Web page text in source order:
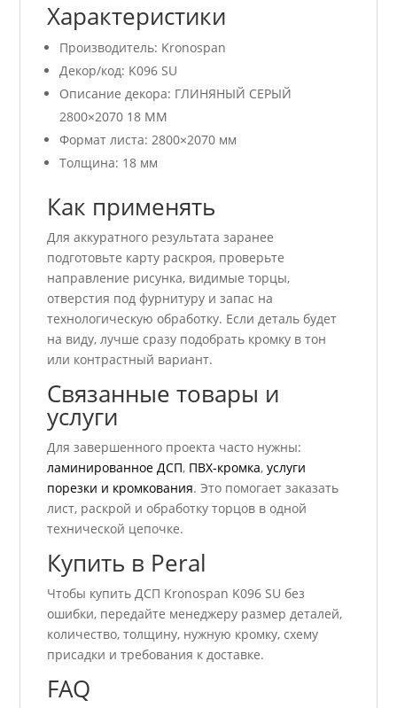
Характеристики
Производитель: Kronospan
Декор/код: K096 SU
Описание декора: ГЛИНЯНЫЙ СЕРЫЙ
2800×2070 18 ММ
Формат листа: 2800×2070 мм
Толщина: 18 мм
Как применять
Для аккуратного результата заранее
подготовьте карту раскроя, проверьте
направление рисунка, видимые торцы,
отверстия под фурнитуру и запас на
технологическую обработку. Если деталь будет
на виду, лучше сразу подобрать кромку в тон
или контрастный вариант.
Связанные товары и
услуги
Для завершенного проекта часто нужны:
ламинированное ДСП, ПВХ-кромка,услуги
порезки и кромкования. Это помогает заказать
лист, раскрой и обработку торцов в одной
технической цепочке.
Купить в Peral
Чтобы купить ДСП Kronospan K096 SU без
ошибки, передайте менеджеру размер деталей,
количество, толщину, нужную кромку, схему
присадки и требования к доставке.
FAQ